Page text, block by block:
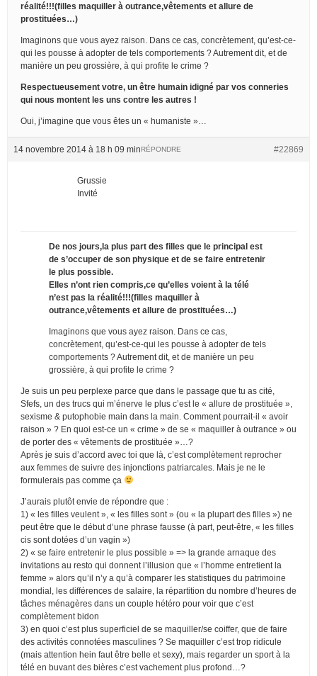
réalité!!!(filles maquiller à outrance,vêtements et allure de
prostituées…)
Imaginons que vous ayez raison. Dans ce cas, concrètement, qu’est-ce-
qui les pousse à adopter de tels comportements ? Autrement dit, et de
manière un peu grossière, à qui profite le crime ?
Respectueusement votre, un être humain idigné par vos conneries
qui nous montent les uns contre les autres !
Oui, j’imagine que vous êtes un « humaniste »…
14 novembre 2014 à 18 h 09 min #22869
RÉPONDRE
Grussie
Invité
De nos jours,la plus part des filles que le principal est
de s’occuper de son physique et de se faire entretenir
le plus possible.
Elles n’ont rien compris,ce qu’elles voient à la télé
n’est pas la réalité!!!(filles maquiller à
outrance,vêtements et allure de prostituées…)
Imaginons que vous ayez raison. Dans ce cas,
concrètement, qu’est-ce-qui les pousse à adopter de tels
comportements ? Autrement dit, et de manière un peu
grossière, à qui profite le crime ?
Je suis un peu perplexe parce que dans le passage que tu as cité,
Sfefs, un des trucs qui m’énerve le plus c’est le « allure de prostituée »,
sexisme & putophobie main dans la main. Comment pourrait-il « avoir
raison » ? En quoi est-ce un « crime » de se « maquiller à outrance » ou
de porter des « vêtements de prostituée »…?
Après je suis d’accord avec toi que là, c’est complètement reprocher
aux femmes de suivre des injonctions patriarcales. Mais je ne le
formulerais pas comme ça
J’aurais plutôt envie de répondre que :
1) « les filles veulent », « les filles sont » (ou « la plupart des filles ») ne
peut être que le début d’une phrase fausse (à part, peut-être, « les filles
cis sont dotées d’un vagin »)
2) « se faire entretenir le plus possible » => la grande arnaque des
invitations au resto qui donnent l’illusion que « l’homme entretient la
femme » alors qu’il n’y a qu’à comparer les statistiques du patrimoine
mondial, les différences de salaire, la répartition du nombre d’heures de
tâches ménagères dans un couple hétéro pour voir que c’est
complètement bidon
3) en quoi c’est plus superficiel de se maquiller/se coiffer, que de faire
des activités connotées masculines ? Se maquiller c’est trop ridicule
(mais attention hein faut être belle et sexy), mais regarder un sport à la
télé en buvant des bières c’est vachement plus profond…?